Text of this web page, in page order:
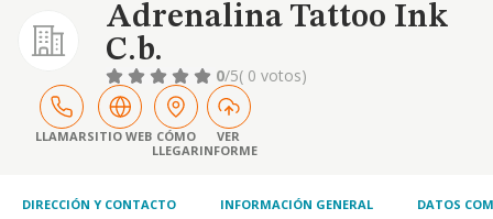
Adrenalina Tattoo Ink
C.b.
0/5( 0 votos)
LLAMARSITIO WEB CÓMO
LLEGAR
VER
INFORME
DIRECCIÓN Y CONTACTO INFORMACIÓN GENERAL DATOS